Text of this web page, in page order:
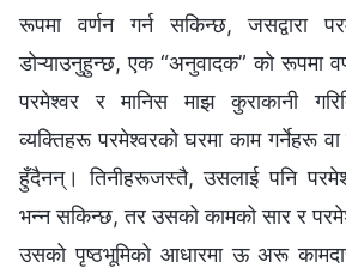
रूपमा वर्णन गर्न सकिन्छ, जसद्वारा
डोऱ्याउनुहुन्छ, एक “अनुवादक” को रूपमा
परमेश्‍वर र मानिस माझ कुराकानी
व्यक्तिहरू परमेश्‍वरको घरमा काम गर्नेहरू
हुँदैनन्। तिनीहरूजस्तै, उसलाई पनि
भन्न सकिन्छ, तर उसको कामको सार र
उसको पृष्ठभूमिको आधारमा ऊ अरू